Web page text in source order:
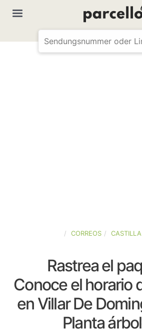
CORREOS
Rastrea el
Conoce el horario
en Villar De
Planta